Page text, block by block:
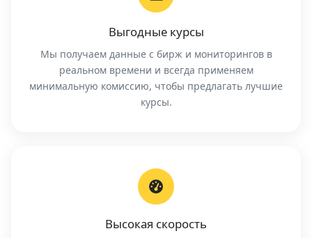
Выгодные курсы
Мы получаем данные с бирж и мониторингов в
реальном времени и всегда применяем
минимальную комиссию, чтобы предлагать лучшие
курсы.
Высокая скорость